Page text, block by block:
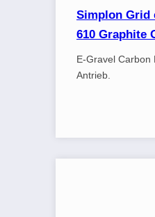
Simplon Grid
610 Graphite
E-Gravel Carbon
Antrieb.